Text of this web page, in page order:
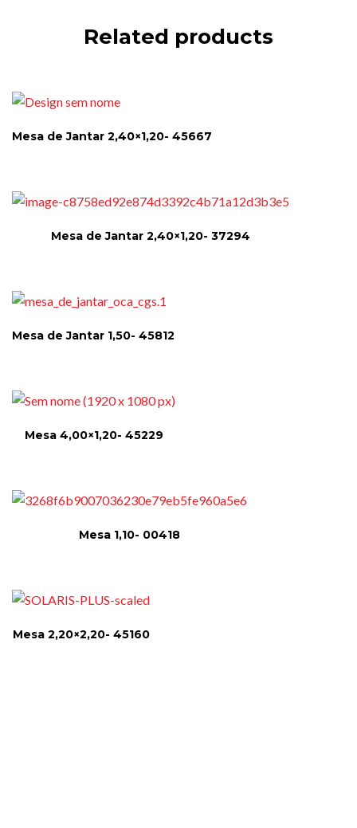
Related products
Mesa de Jantar 2,40×1,20- 45667
Mesa de Jantar 2,40×1,20- 37294
Mesa de Jantar 1,50- 45812
Mesa 4,00×1,20- 45229
Mesa 1,10- 00418
Mesa 2,20×2,20- 45160